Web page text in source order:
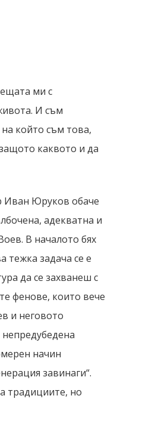
ми с
И съм
който съм това,
каквото и да
Иван Юруков обаче
адекватна и
В началото бях
тежка задача се е
да се захванеш с
фенове, които вече
и неговото
непредубедена
начин
завинаги“.
традициите, но